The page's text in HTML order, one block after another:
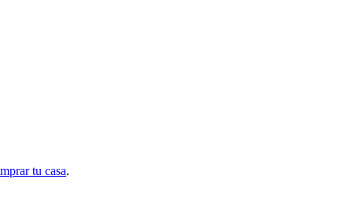
tu casa.